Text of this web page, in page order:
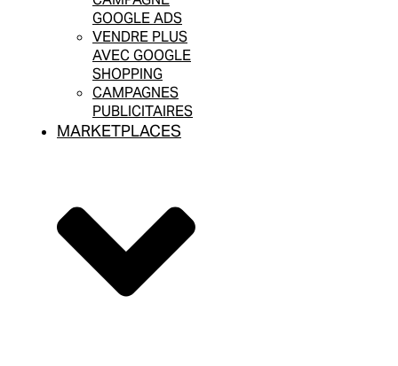
GOOGLE ADS
VENDRE PLUS
AVEC GOOGLE
SHOPPING
CAMPAGNES
PUBLICITAIRES
MARKETPLACES